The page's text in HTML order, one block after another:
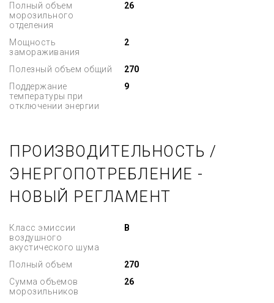
Полный объем
морозильного
отделения
26
Мощность
замораживания
2
Полезный объем общий
270
Поддержание
температуры при
отключении энергии
9
ПРОИЗВОДИТЕЛЬНОСТЬ /
ЭНЕРГОПОТРЕБЛЕНИЕ -
НОВЫЙ РЕГЛАМЕНТ
Класс эмиссии
воздушного
акустического шума
B
Полный объем
270
Сумма объемов
морозильников
26